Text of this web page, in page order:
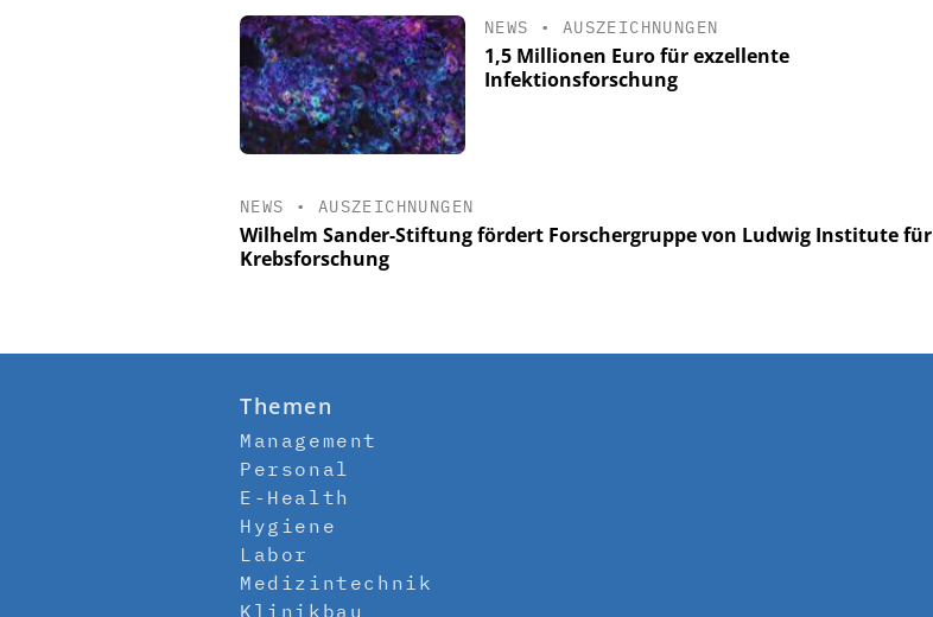
NEWS • AUSZEICHNUNGEN
1,5 Millionen Euro für exzellente
Infektionsforschung
NEWS • AUSZEICHNUNGEN
Wilhelm Sander-Stiftung fördert Forschergruppe von Ludwig Institute für
Krebsforschung
Themen
Management
Personal
E-Health
Hygiene
Labor
Medizintechnik
Klinikbau